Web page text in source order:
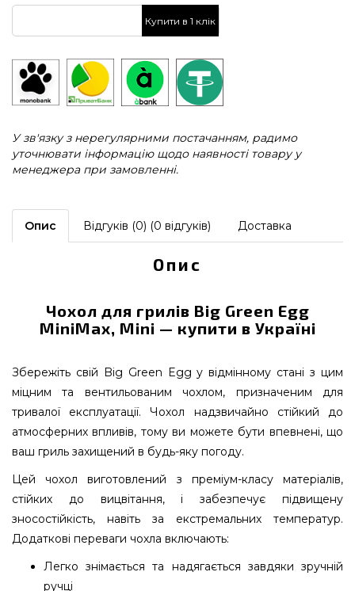
Купити в 1 клік
У зв'язку з нерегулярними постачанням, радимо
уточнювати інформацію щодо наявності товару у
менеджера при замовленні.
Опис Відгуків (0) (0 відгуків) Доставка
Опис
Чохол для грилів Big Green Egg
MiniMax, Mini — купити в Україні
Збережіть свій Big Green Egg у відмінному стані з цим
міцним та вентильованим чохлом, призначеним для
тривалої експлуатації. Чохол надзвичайно стійкий до
атмосферних впливів, тому ви можете бути впевнені, що
ваш гриль захищений в будь-яку погоду.
Цей чохол виготовлений з преміум-класу матеріалів,
стійких до вицвітання, і забезпечує підвищену
зносостійкість, навіть за екстремальних температур.
Додаткові переваги чохла включають:
Легко знімається та надягається завдяки зручній
ручці